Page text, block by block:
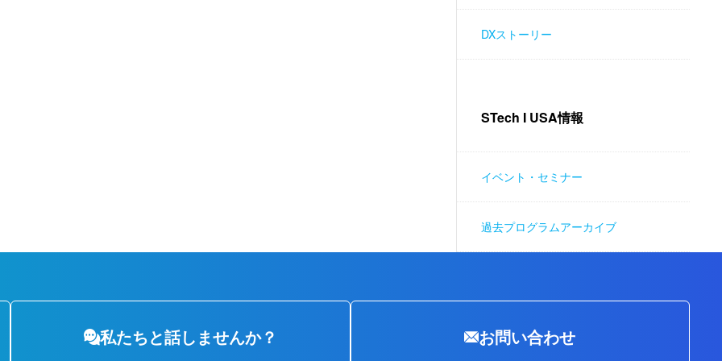
DXストーリー
STech I USA情報
イベント・セミナー
過去プログラムアーカイブ
私たちと話しませんか？ お問い合わせ